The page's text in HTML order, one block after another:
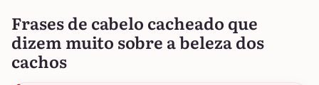
Frases de cabelo cacheado que
dizem muito sobre a beleza dos
cachos